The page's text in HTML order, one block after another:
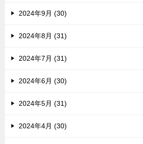
2024年9月 (30)
2024年8月 (31)
2024年7月 (31)
2024年6月 (30)
2024年5月 (31)
2024年4月 (30)